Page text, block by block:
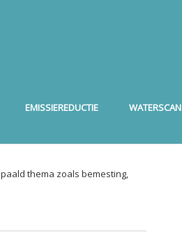
EMISSIEREDUCTIE WATERSCAN
thema zoals bemesting,